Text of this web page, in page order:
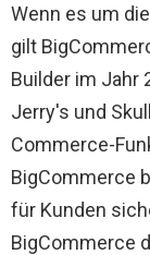
Wenn es um
gilt
Builder im Jahr
Jerry's und
Commerce-
BigCommerce
für Kunden
BigCommerce